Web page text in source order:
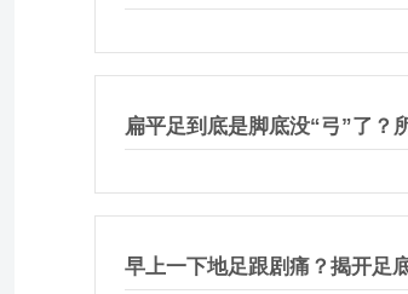
扁平足到底是脚底没“弓”了？
早上一下地足跟剧痛？揭开足